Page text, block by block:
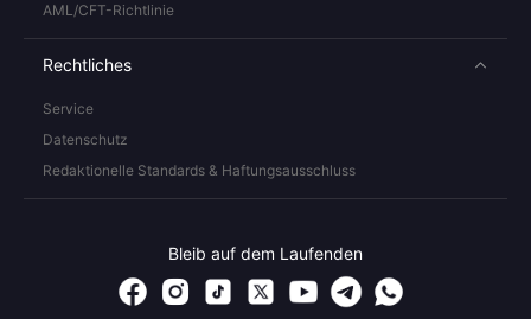
AML/CFT-Richtlinie
Rechtliches
Service
Datenschutz
Redaktionelle Standards & Haftungsausschluss
Bleib auf dem Laufenden